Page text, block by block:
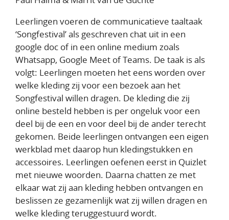
Leerlingen voeren de communicatieve taaltaak
‘Songfestival’ als geschreven chat uit in een
google doc of in een online medium zoals
Whatsapp, Google Meet of Teams. De taak is als
volgt: Leerlingen moeten het eens worden over
welke kleding zij voor een bezoek aan het
Songfestival willen dragen. De kleding die zij
online besteld hebben is per ongeluk voor een
deel bij de een en voor deel bij de ander terecht
gekomen. Beide leerlingen ontvangen een eigen
werkblad met daarop hun kledingstukken en
accessoires. Leerlingen oefenen eerst in Quizlet
met nieuwe woorden. Daarna chatten ze met
elkaar wat zij aan kleding hebben ontvangen en
beslissen ze gezamenlijk wat zij willen dragen en
welke kleding teruggestuurd wordt.